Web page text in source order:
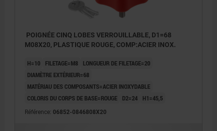
POIGNÉE CINQ LOBES VERROUILLABLE, D1=68
M08X20, PLASTIQUE ROUGE, COMP:ACIER INOX.
H=10 FILETAGE=M8
LONGUEUR DE FILETAGE=20
DIAMÈTRE EXTÉRIEUR=68
MATÉRIAU DES COMPOSANTS=ACIER INOXYDABLE
COLORIS DU CORPS DE BASE=ROUGE
D2=24 H1=45,5
Référence: 06852-0846808X20